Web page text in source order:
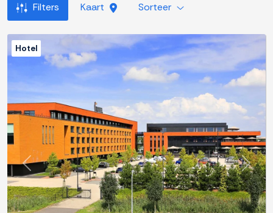
Filters Kaart Sorteer
Previous Next
Hotel